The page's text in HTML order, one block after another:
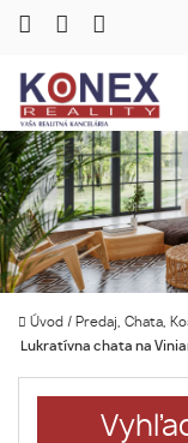
Úvod / Predaj, Chata,
Lukratívna chata na